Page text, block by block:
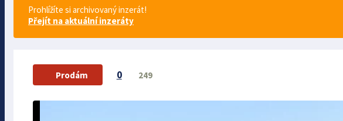
Prohlížíte si archivovaný inzerát!
Přejít na aktuální inzeráty
Prodám 0 249